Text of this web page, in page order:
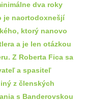
dva roky
je naortodoxnešjí
ktorý nanovo
a je len otázkou
Z Roberta Fica sa
a spasiteľ
z členských
s Banderovskou